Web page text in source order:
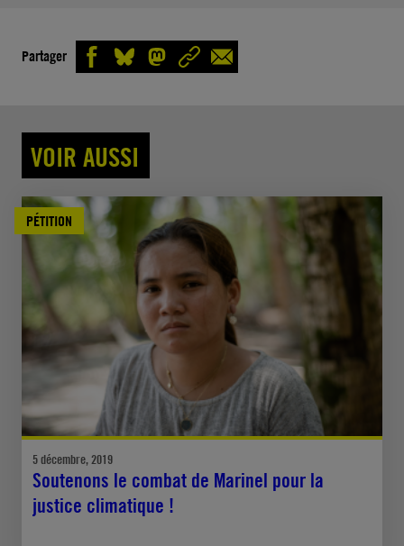
Partager
VOIR AUSSI
PÉTITION
5 décembre, 2019
Soutenons le combat de Marinel pour la
justice climatique !